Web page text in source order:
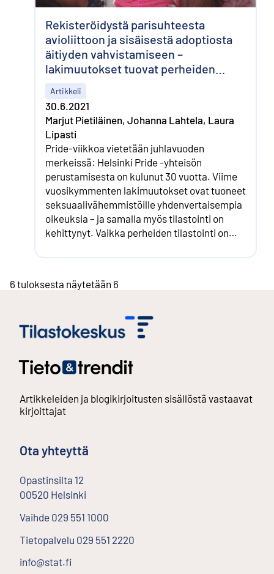
Rekisteröidystä parisuhteesta
avioliittoon ja sisäisestä adoptiosta
äitiyden vahvistamiseen –
lakimuutokset tuovat perheiden
Artikkeli
30.6.2021
Marjut Pietiläinen, Johanna Lahtela, Laura
Lipasti
Pride-viikkoa vietetään juhlavuoden
merkeissä: Helsinki Pride -yhteisön
perustamisesta on kulunut 30 vuotta. Viime
vuosikymmenten lakimuutokset ovat tuoneet
seksuaalivähemmistöille yhdenvertaisempia
oikeuksia – ja samalla myös tilastointi on
kehittynyt. Vaikka perheiden tilastointi on
silti edelleen tilastoissa piiloon tai ne
6 tuloksesta näytetään 6
Artikkeleiden ja blogikirjoitusten sisällöstä vastaavat
kirjoittajat
Ota yhteyttä
Opastinsilta 12
00520 Helsinki
Vaihde 029 551 1000
Tietopalvelu 029 551 2220
info@stat.fi